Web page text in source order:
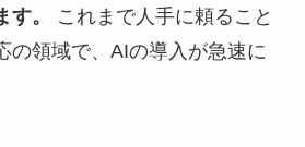
。
これまで人手に頼ること
の領域で、AIの導入が急速に